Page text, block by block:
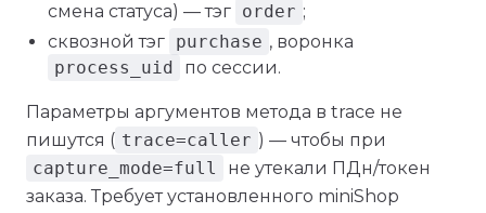
смена статуса) — тэг order ;
сквозной тэг purchase , воронка
process_uid
по сессии.
Параметры аргументов метода в trace не
пишутся ( trace=caller ) — чтобы при
capture_mode=full
не утекали ПДн/токен
заказа. Требует установленного miniShop